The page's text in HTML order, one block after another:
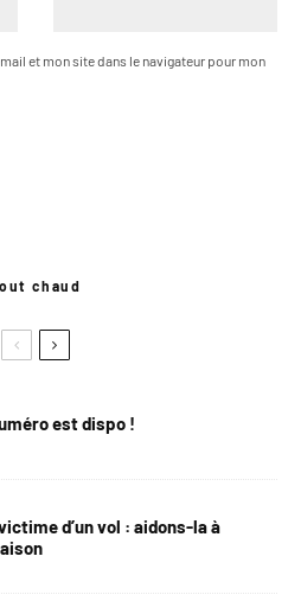
et mon site dans le navigateur pour mon
chaud
est dispo !
d’un vol : aidons-la à